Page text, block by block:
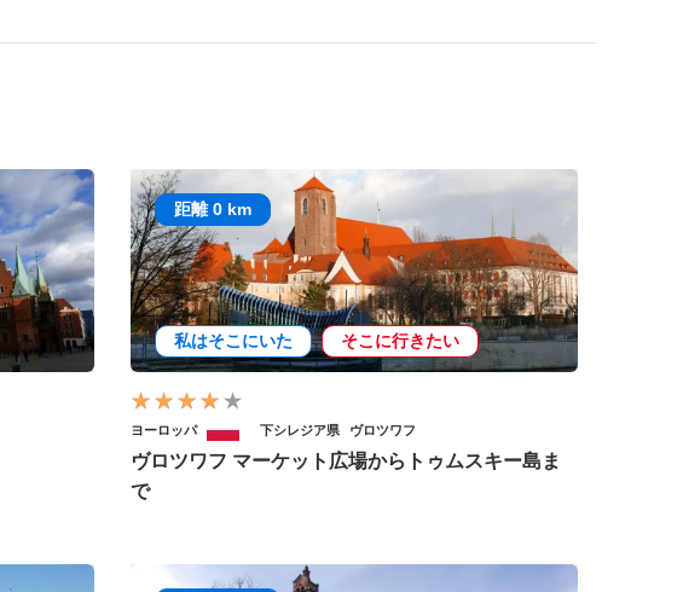
距離 0 km
私はそこにいた そこに行きたい
ヨーロッパ 下シレジア県 ヴロツワフ
ヴロツワフ マーケット広場からトゥムスキー島ま
で